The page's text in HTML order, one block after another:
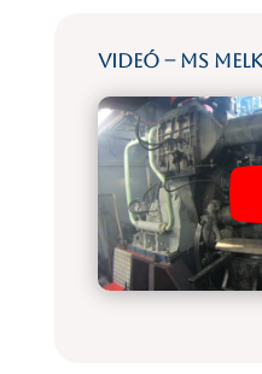
Videó – MS